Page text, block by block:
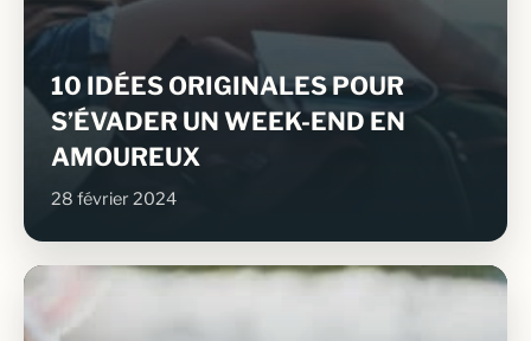
10 IDÉES ORIGINALES POUR
S’ÉVADER UN WEEK-END EN
AMOUREUX
28 février 2024